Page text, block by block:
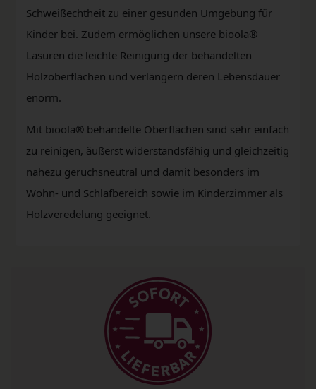
Schweißechtheit zu einer gesunden Umgebung für
Kinder bei. Zudem ermöglichen unsere bioola®
Lasuren die leichte Reinigung der behandelten
Holzoberflächen und verlängern deren Lebensdauer
enorm.
Mit bioola® behandelte Oberflächen sind sehr einfach
zu reinigen, äußerst widerstandsfähig und gleichzeitig
nahezu geruchsneutral und damit besonders im
Wohn- und Schlafbereich sowie im Kinderzimmer als
Holzveredelung geeignet.